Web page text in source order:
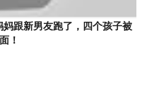
妈跟新男友跑了，四个孩子被
！